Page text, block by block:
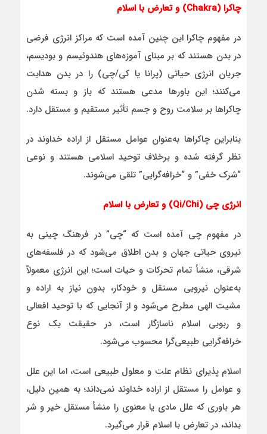
چاکرا (Chakra) و تعارض با اسلام
در مفهوم چاکرا این چنین آمده است که مراکز انرژی فرضی
در بدن هستند که بر مبنای آموزه‌های هندوئیسم و بودیسم،
جریان انرژی حیاتی (پرانا یا کی/چی) را در بدن هدایت
می‌کنند؛ این باورها مدعی هستند که باز و بسته شدن
چاکراها بر سلامت روح و جسم تأثیر مستقیم و مستقل دارد.
بنابراین چاکراها به‌عنوان عوامل مستقل از اراده خداوند در
نظر گرفته شده و برخلاف توحید اسلامی هستند و نوعی
“شرک خفی” و “خرافه‌گرایی” تلقی می‌شوند.
انرژی چی (Qi/Chi) و تعارض با اسلام
در مفهوم چی آمده است که “چی” در فرهنگ چینی به
نیروی حیاتی جهان و بدن اطلاق می‌شود که در فلسفه‌های
شرقی، منشأ تمام تحرکات و حیات است؛ این انرژی معمولاً
به‌عنوان نیرویی مستقل و خودکار، بدون نیاز به اراده و
مشیت الهی مطرح می‌شود و از آنجایی که با توحید افعالی
و ربوبی اسلام ناسازگار است، در حقیقت یک نوع
خرافه‌گرایی طبیعی‌گرا محسوب می‌شود.
اسلام پذیرای نظام علت و معلول طبیعی است، اما این علل
و عوامل را مستقل از اراده خداوند نمی‌داند؛ به همین دلیل،
هر باوری که علل مادی یا معنوی را منشأ مستقل خیر و شر
بداند، در تعارض با اسلام قرار می‌گیرد.